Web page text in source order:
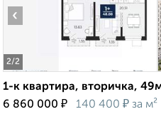
2/2
‹
1-к квартира, вторичка,
6 860 000 ₽ 140 400 ₽ за м²